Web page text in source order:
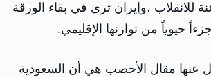
للانقلاب ،وإيران ترى في بقاء الورقة
حيوياً من توازنها الإقليمي.
عنها مقال الأحصب هي أن السعودية